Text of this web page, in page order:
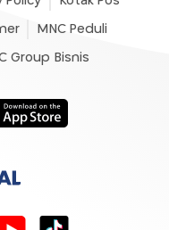
MNC Peduli
Group Bisnis